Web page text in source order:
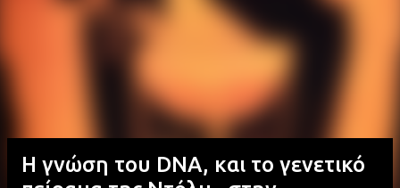
Η γνώση του DNA, και το γενετικό